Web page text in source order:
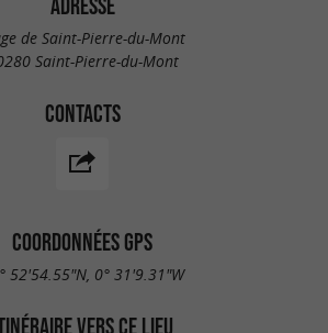
ADRESSE
de Saint-Pierre-du-Mont
Saint-Pierre-du-Mont
CONTACTS
COORDONNÉES GPS
52'54.55"N, 0° 31'9.31"W
VERS CE LIEU